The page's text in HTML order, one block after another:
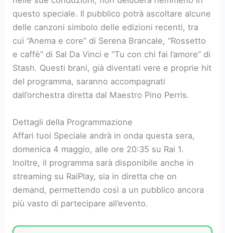
questo speciale. Il pubblico potrà ascoltare alcune
delle canzoni simbolo delle edizioni recenti, tra
cui “Anema e core” di Serena Brancale, “Rossetto
e caffè” di Sal Da Vinci e “Tu con chi fai l’amore” di
Stash. Questi brani, già diventati vere e proprie hit
del programma, saranno accompagnati
dall’orchestra diretta dal Maestro Pino Perris.
Dettagli della Programmazione
Affari tuoi Speciale andrà in onda questa sera,
domenica 4 maggio, alle ore 20:35 su Rai 1.
Inoltre, il programma sarà disponibile anche in
streaming su RaiPlay, sia in diretta che on
demand, permettendo così a un pubblico ancora
più vasto di partecipare all’evento.